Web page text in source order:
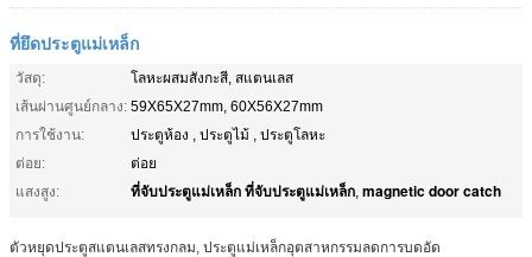
ที่ยึดประตูแม่เหล็ก
วัสดุ:
โลหะผสมสังกะสี, สแตนเลส
เส้นผ่านศูนย์กลาง: 59X65X27mm, 60X56X27mm
การใช้งาน:
ประตูห้อง , ประตูไม้ , ประตูโลหะ
ต่อย:
ต่อย
แสงสูง:
ที่จับประตูแม่เหล็ก ที่จับประตูแม่เหล็ก, magnetic door catch
ตัวหยุดประตูสแตนเลสทรงกลม, ประตูแม่เหล็กอุตสาหกรรมลดการบดอัด